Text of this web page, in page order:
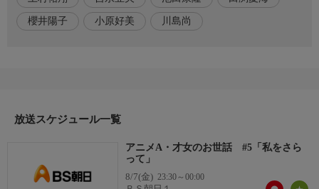
天王寺美麗…大西沙織
都島成香…土屋李央
スタッフ
【キャラクター原案】みわべさくら
【漫画】水島空彦(HJコミックス/コミックファイア連載)
【監督】森下柊聖
櫻井陽子 小原好美 川島尚
放送スケジュール一覧
アニメA・才女のお世話 #5「私をさら
って」
8/7(金) 23:30～00:00